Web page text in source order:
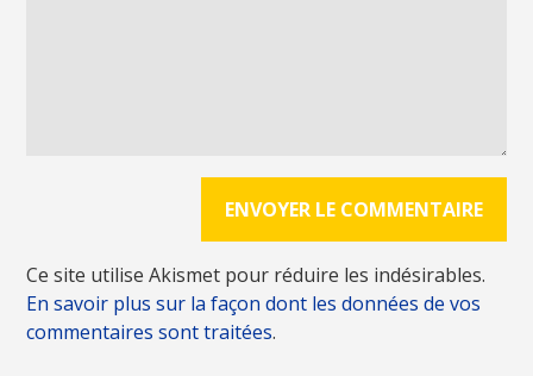
Ce site utilise Akismet pour réduire les indésirables.
En savoir plus sur la façon dont les données de vos
commentaires sont traitées.